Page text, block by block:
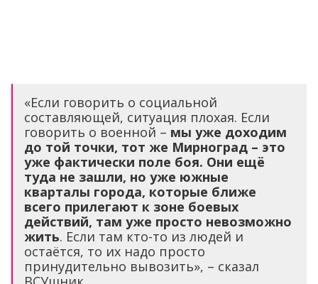
«Если говорить о социальной
составляющей, ситуация плохая. Если
говорить о военной – мы уже доходим
до той точки, тот же Мирноград – это
уже фактически поле боя. Они ещё
туда не зашли, но уже южные
кварталы города, которые ближе
всего прилегают к зоне боевых
действий, там уже просто невозможно
жить. Если там кто-то из людей и
остаётся, то их надо просто
принудительно вывозить», – сказал